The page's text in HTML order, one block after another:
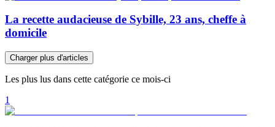
La recette audacieuse de Sybille, 23 ans, cheffe à
domicile
Charger plus d'articles
Les plus lus dans cette catégorie ce mois-ci
1